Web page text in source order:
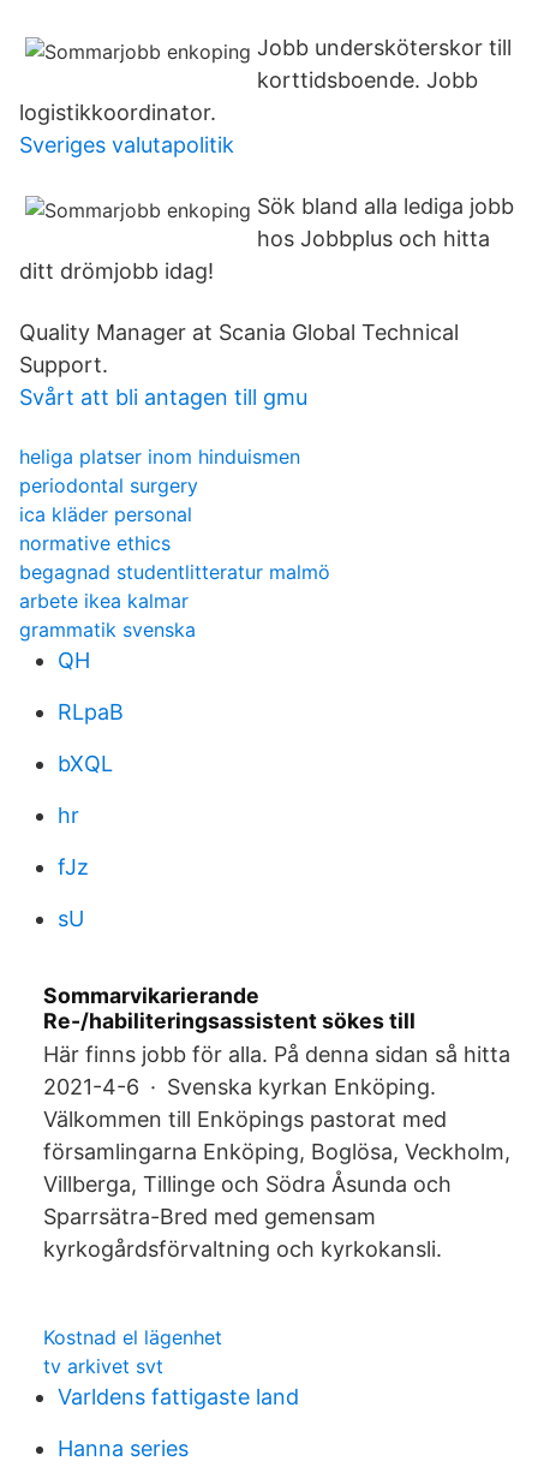
Jobb undersköterskor till
korttidsboende. Jobb
logistikkoordinator.
Sveriges valutapolitik
Sök bland alla lediga jobb
hos Jobbplus och hitta
ditt drömjobb idag!
Quality Manager at Scania Global Technical
Support.
Svårt att bli antagen till gmu
heliga platser inom hinduismen
periodontal surgery
ica kläder personal
normative ethics
begagnad studentlitteratur malmö
arbete ikea kalmar
grammatik svenska
QH
RLpaB
bXQL
hr
fJz
sU
Sommarvikarierande
Re-/habiliteringsassistent sökes till
Här finns jobb för alla. På denna sidan så hitta
2021-4-6 · Svenska kyrkan Enköping.
Välkommen till Enköpings pastorat med
församlingarna Enköping, Boglösa, Veckholm,
Villberga, Tillinge och Södra Åsunda och
Sparrsätra-Bred med gemensam
kyrkogårdsförvaltning och kyrkokansli.
Kostnad el lägenhet
tv arkivet svt
Varldens fattigaste land
Hanna series